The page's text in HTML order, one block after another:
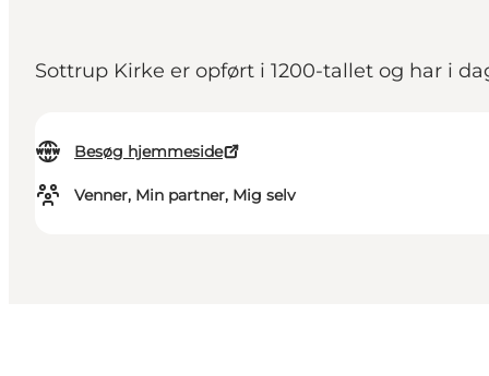
Sottrup Kirke er opført i 1200-tallet og har i
Besøg hjemmeside
Venner, Min partner, Mig selv